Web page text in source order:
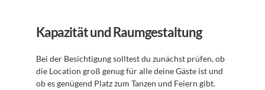
Kapazität und Raumgestaltung
Bei der Besichtigung solltest du zunächst prüfen, ob
die Location groß genug für alle deine Gäste ist und
ob es genügend Platz zum Tanzen und Feiern gibt.